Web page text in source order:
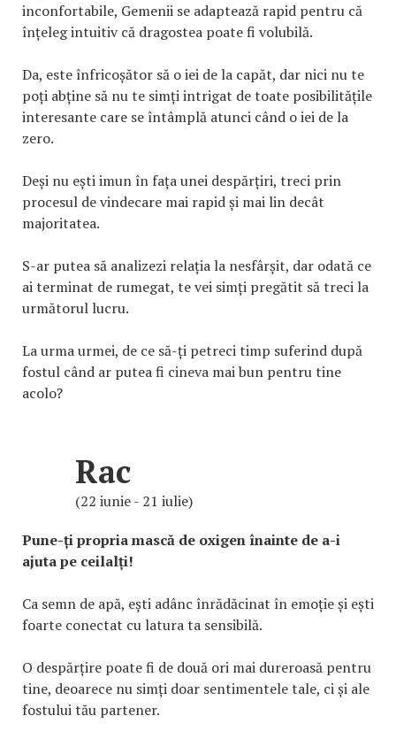
inconfortabile, Gemenii se adaptează rapid pentru că
înțeleg intuitiv că dragostea poate fi volubilă.
Da, este înfricoșător să o iei de la capăt, dar nici nu te
poți abține să nu te simți intrigat de toate posibilitățile
interesante care se întâmplă atunci când o iei de la
zero.
Deși nu ești imun în fața unei despărțiri, treci prin
procesul de vindecare mai rapid și mai lin decât
majoritatea.
S-ar putea să analizezi relația la nesfârșit, dar odată ce
ai terminat de rumegat, te vei simți pregătit să treci la
următorul lucru.
La urma urmei, de ce să-ți petreci timp suferind după
fostul când ar putea fi cineva mai bun pentru tine
acolo?
Rac
(22 iunie - 21 iulie)
Pune-ți propria mască de oxigen înainte de a-i
ajuta pe ceilalți!
Ca semn de apă, ești adânc înrădăcinat în emoție și ești
foarte conectat cu latura ta sensibilă.
O despărțire poate fi de două ori mai dureroasă pentru
tine, deoarece nu simți doar sentimentele tale, ci și ale
fostului tău partener.